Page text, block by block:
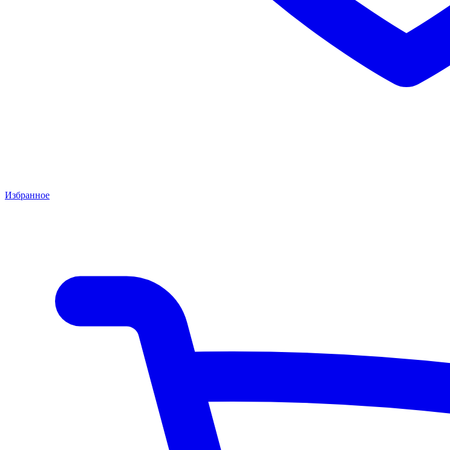
Избранное